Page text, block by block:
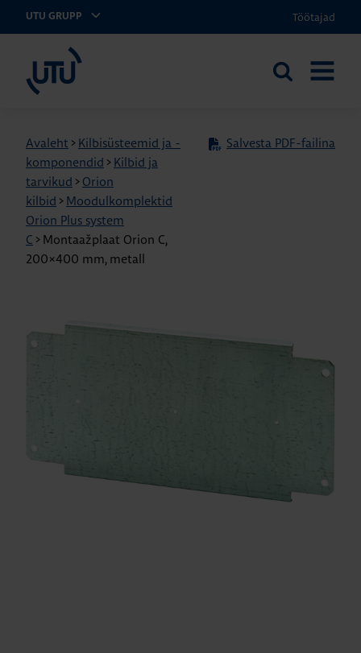
UTU GRUPP Töötajad
Otsi
Avaleht > Kilbisüsteemid ja -
komponendid > Kilbid ja
tarvikud > Orion
kilbid > Moodulkomplektid
Orion Plus system
C > Montaažplaat Orion C,
200×400 mm, metall
Salvesta PDF-failina